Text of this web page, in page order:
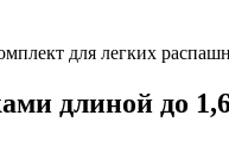
для легких
длиной до